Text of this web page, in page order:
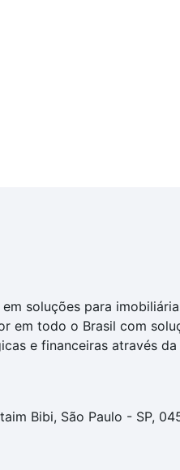
soluções para
em todo o Brasil com
e financeiras através
Bibi, São Paulo - SP,